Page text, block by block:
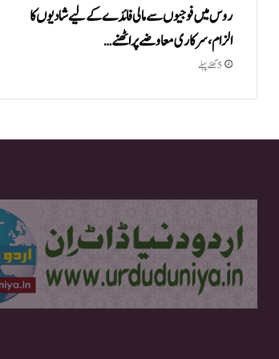
روس میں فوجیوں سے مالی فائدے کے لیے شادیوں کا
الزام، سرکاری معاوضے پر اٹھنے…
5 گھنٹے پہلے